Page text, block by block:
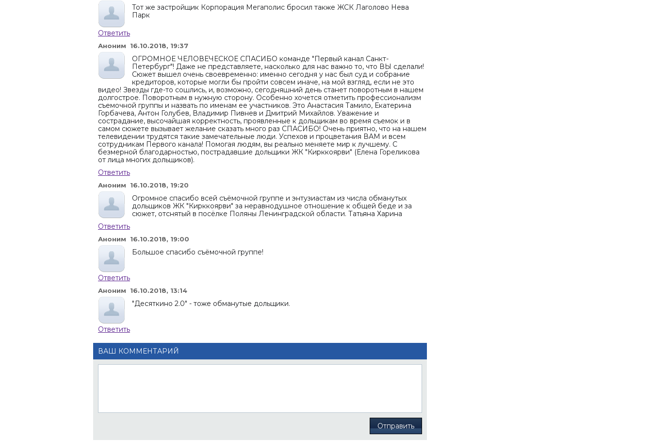
Тот же застройщик Корпорация Мегаполис бросил также ЖСК Лаголово Нева
Парк
Ответить
Аноним 16.10.2018, 19:37
ОГРОМНОЕ ЧЕЛОВЕЧЕСКОЕ СПАСИБО команде "Первый канал Санкт-
Петербург"! Даже не представляете, насколько для нас важно то, что ВЫ сделали!
Сюжет вышел очень своевременно: именно сегодня у нас был суд и собрание
кредиторов, которые могли бы пройти совсем иначе, на мой взгляд, если не это
видео! Звезды где-то сошлись, и, возможно, сегодняшний день станет поворотным в нашем
долгострое. Поворотным в нужную сторону. Особенно хочется отметить профессионализм
съемочной группы и назвать по именам ее участников. Это Анастасия Тамило, Екатерина
Горбачева, Антон Голубев, Владимир Пивнев и Дмитрий Михайлов. Уважение и
сострадание, высочайшая корректность, проявленные к дольщикам во время съемок и в
самом сюжете вызывает желание сказать много раз СПАСИБО! Очень приятно, что на нашем
телевидении трудятся такие замечательные люди. Успехов и процветания ВАМ и всем
сотрудникам Первого канала! Помогая людям, вы реально меняете мир к лучшему. С
безмерной благодарностью, пострадавшие дольщики ЖК "Кирккоярви" (Елена Гореликова
от лица многих дольщиков).
Ответить
Аноним 16.10.2018, 19:20
Огромное спасибо всей съёмочной группе и энтузиастам из числа обманутых
дольщиков ЖК "Кирккоярви" за неравнодушное отношение к общей беде и за
сюжет, отснятый в посёлке Поляны Ленинградской области. Татьяна Харина
Ответить
Аноним 16.10.2018, 19:00
Большое спасибо съёмочной группе!
Ответить
Аноним 16.10.2018, 13:14
"Десяткино 2.0" - тоже обманутые дольщики.
Ответить
ВАШ КОММЕНТАРИЙ
Отправить